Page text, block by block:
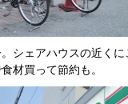
シェアハウスの近くに
材買って節約も。